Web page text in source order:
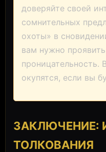
доверяйте своей
сомнительных
охоты» в
вам нужно
проницательность.
окупятся, если вы
ЗАКЛЮЧЕНИЕ:
ТОЛКОВАНИЯ